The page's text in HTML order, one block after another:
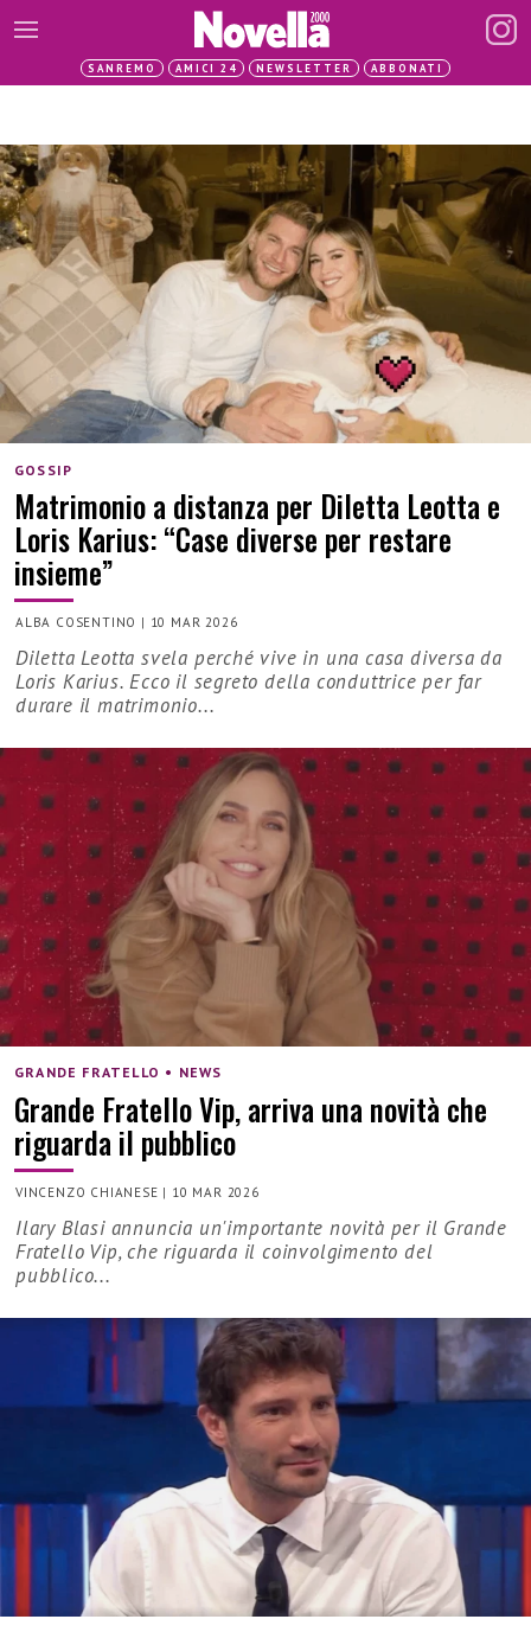
SANREMO AMICI 24 NEWSLETTER ABBONATI
GOSSIP
Matrimonio a distanza per Diletta Leotta e
Loris Karius: “Case diverse per restare
insieme”
ALBA COSENTINO | 10 MAR 2026
Diletta Leotta svela perché vive in una casa diversa da
Loris Karius. Ecco il segreto della conduttrice per far
durare il matrimonio...
GRANDE FRATELLO • NEWS
Grande Fratello Vip, arriva una novità che
riguarda il pubblico
VINCENZO CHIANESE | 10 MAR 2026
Ilary Blasi annuncia un'importante novità per il Grande
Fratello Vip, che riguarda il coinvolgimento del
pubblico...